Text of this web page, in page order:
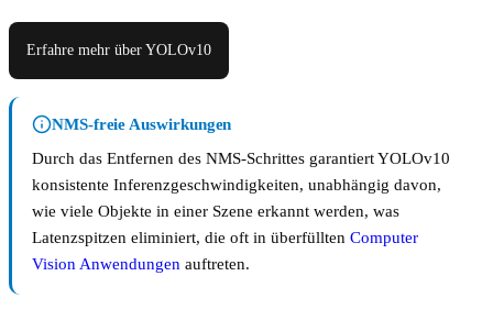
Erfahre mehr über YOLOv10
NMS-freie Auswirkungen
Durch das Entfernen des NMS-Schrittes garantiert YOLOv10
konsistente Inferenzgeschwindigkeiten, unabhängig davon,
wie viele Objekte in einer Szene erkannt werden, was
Latenzspitzen eliminiert, die oft in überfüllten Computer
Vision Anwendungen auftreten.